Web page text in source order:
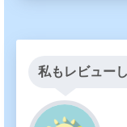
私もレビュー